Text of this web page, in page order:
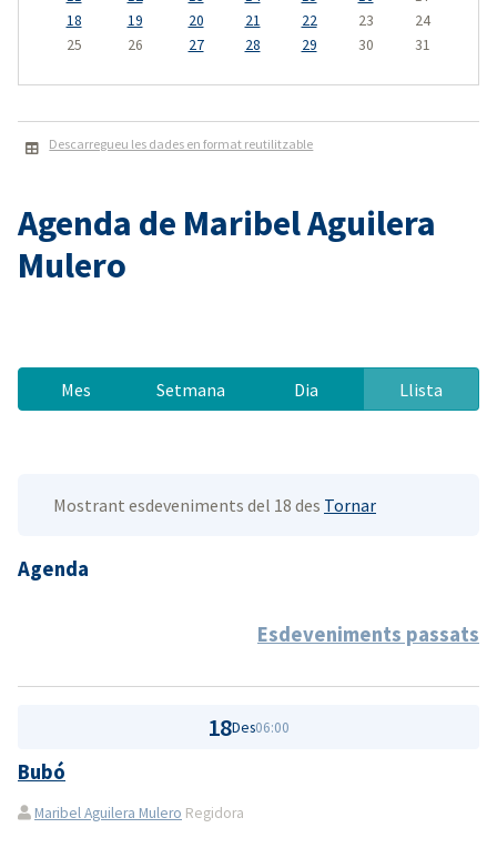
18
19 20 21 22 23
24
25
26 27 28 29 30 31
Descarregueu les dades en format reutilitzable
Agenda de Maribel Aguilera
Mulero
Mes Setmana Dia Llista
Mostrant esdeveniments del 18 des Tornar
Agenda
Esdeveniments passats
18Des06:00
Bubó
Maribel Aguilera Mulero Regidora